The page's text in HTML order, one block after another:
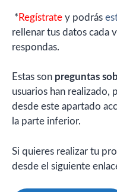
* Regístrate y podrás
rellenar tus datos cada
respondas.
Estas son preguntas
usuarios han realizado,
desde este apartado
la parte inferior.
Si quieres realizar tu
desde el siguiente